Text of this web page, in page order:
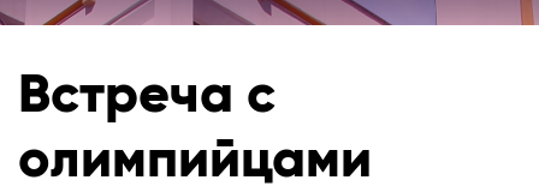
Встреча с
олимпийцами